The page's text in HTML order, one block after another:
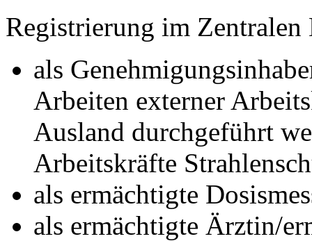
Registrierung im Zentralen
als
Arbeiten externer
Ausland durchgeführt
Arbeitskräfte
als ermächtigte
als ermächtigte Ärztin/